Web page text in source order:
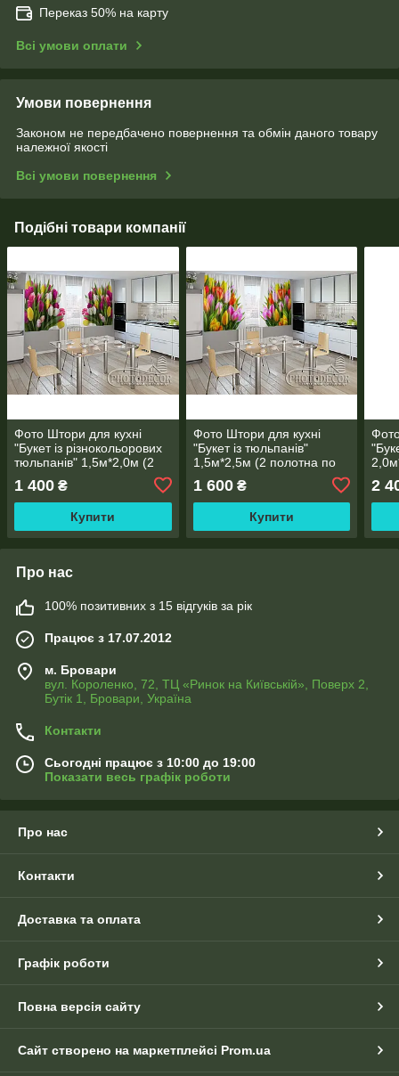
Переказ 50% на карту
Всі умови оплати
Умови повернення
Законом не передбачено повернення та обмін даного товару
належної якості
Всі умови повернення
Подібні товари компанії
Фото Штори для кухні
"Букет із різнокольорових
тюльпанів" 1,5м*2,0м (2
полотна по 1,0м), тасьма
1 400 ₴
Купити
Фото Штори для кухні
"Букет із тюльпанів"
1,5м*2,5м (2 полотна по
1 600₴
Купити
2
Про нас
100% позитивних з 15 відгуків за рік
Працює з 17.07.2012
м. Бровари
вул. Короленко, 72, ТЦ «Ринок на Київській», Поверх 2,
Бутік 1, Бровари, Україна
Контакти
Сьогодні працює з 10:00 до 19:00
Показати весь графік роботи
Про нас
Контакти
Доставка та оплата
Графік роботи
Повна версія сайту
Сайт створено на маркетплейсі Prom.ua